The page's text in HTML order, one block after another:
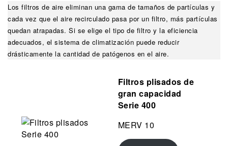
Los filtros de aire eliminan una gama de tamaños de partículas y
cada vez que el aire recirculado pasa por un filtro, más partículas
quedan atrapadas. Si se elige el tipo de filtro y la eficiencia
adecuados, el sistema de climatización puede reducir
drásticamente la cantidad de patógenos en el aire.
Filtros plisados de
gran capacidad
Serie 400
MERV 10